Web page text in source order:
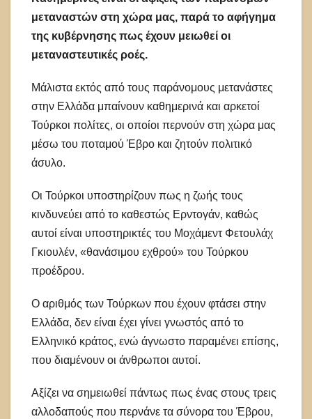
μεταναστών στη χώρα μας, παρά το αφήγημα
της κυβέρνησης πως έχουν μειωθεί οι
μεταναστευτικές ροές.
Μάλιστα εκτός από τους παράνομους μετανάστες
στην Ελλάδα μπαίνουν καθημερινά και αρκετοί
Τούρκοι πολίτες, οι οποίοι περνούν στη χώρα μας
μέσω του ποταμού Έβρο και ζητούν πολιτικό
άσυλο.
Οι Τούρκοι υποστηρίζουν πως η ζωής τους
κινδυνεύει από το καθεστώς Ερντογάν, καθώς
αυτοί είναι υποστηρικτές του Μοχάμεντ Φετουλάχ
Γκιουλέν, «θανάσιμου εχθρού» του Τούρκου
προέδρου.
Ο αριθμός των Τούρκων που έχουν φτάσει στην
Ελλάδα, δεν είναι έχει γίνει γνωστός από το
Ελληνικό κράτος, ενώ άγνωστο παραμένει επίσης,
που διαμένουν οι άνθρωποι αυτοί.
Αξίζει να σημειωθεί πάντως πως ένας στους τρεις
αλλοδαπούς που περνάνε τα σύνορα του Έβρου,